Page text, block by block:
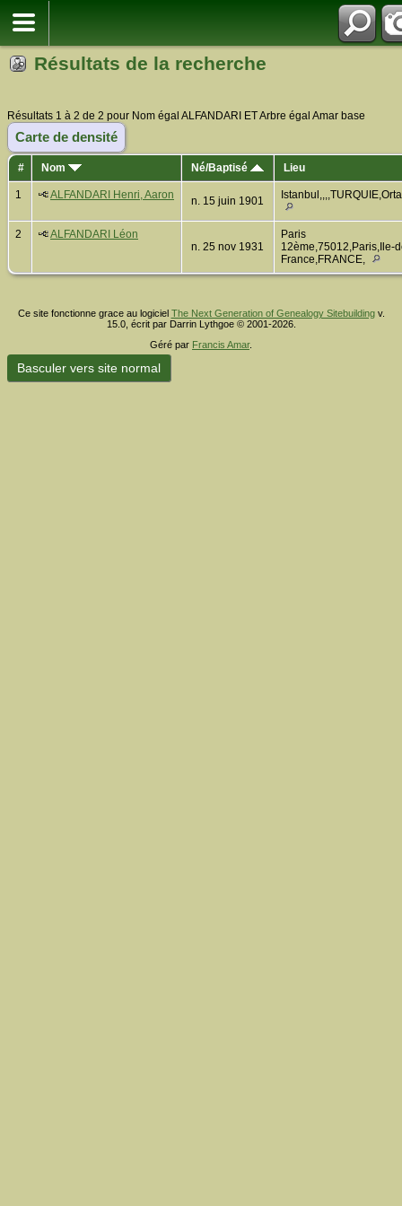
Résultats de la recherche
Résultats 1 à 2 de 2 pour Nom égal ALFANDARI ET Arbre égal Amar base
Carte de densité
# Nom Né/Baptisé Lieu
1 ALFANDARI Henri, Aaron n. 15 juin 1901
2
ALFANDARI Léon
n. 25 nov 1931
Paris
12ème,75012,Paris,Ile-
France,FRANCE,
Ce site fonctionne grace au logiciel The Next Generation of Genealogy Sitebuildingv.
15.0, écrit par Darrin Lythgoe © 2001-2026.
Géré par Francis Amar.
Basculer vers site normal